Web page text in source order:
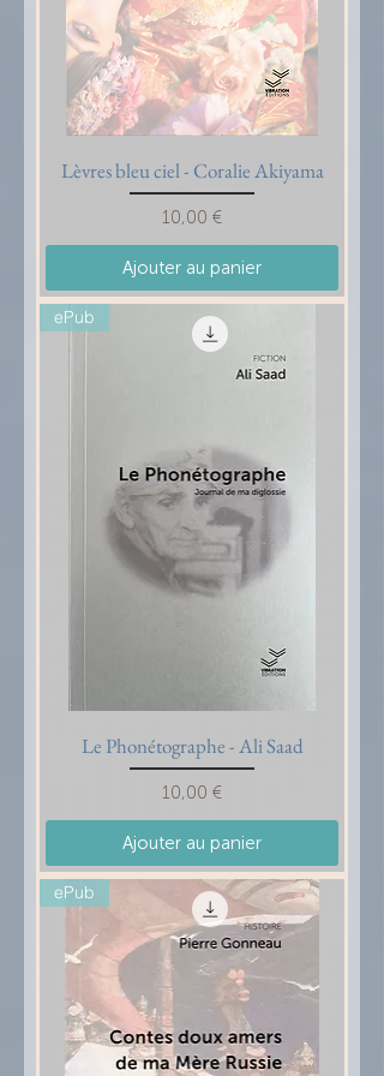
Lèvres bleu ciel - Coralie Akiyama
Prix
10,00 €
Ajouter au panier
ePub
Le Phonétographe - Ali Saad
Prix
10,00 €
Ajouter au panier
ePub